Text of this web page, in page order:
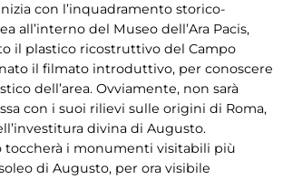
con l’inquadramento storico-
all’interno del Museo dell’Ara Pacis,
il plastico ricostruttivo del Campo
il filmato introduttivo, per conoscere
dell’area. Ovviamente, non sarà
con i suoi rilievi sulle origini di Roma,
divina di Augusto.
toccherà i monumenti visitabili più
di Augusto, per ora visibile